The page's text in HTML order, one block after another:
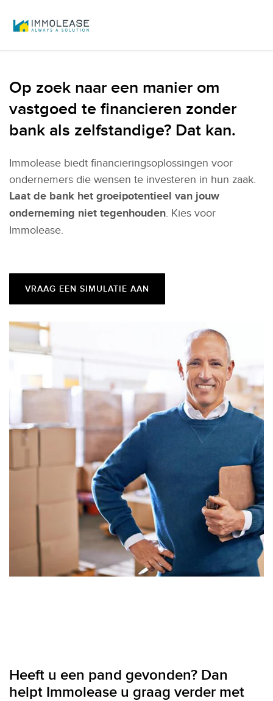
Op zoek naar een manier om
vastgoed te financieren zonder
bank als zelfstandige? Dat kan.
Immolease biedt financieringsoplossingen voor
ondernemers die wensen te investeren in hun zaak.
Laat de bank het groeipotentieel van jouw
onderneming niet tegenhouden. Kies voor
Immolease.
VRAAG EEN SIMULATIE AAN
Heeft u een pand gevonden? Dan
helpt Immolease u graag verder met